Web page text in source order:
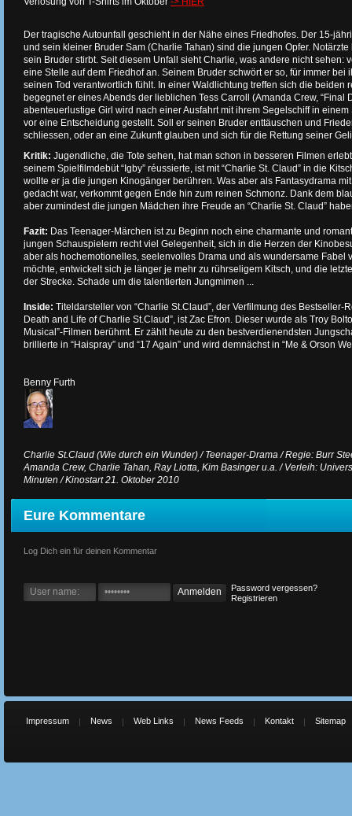
Der tragische Autounfall geschieht in der Nähe eines Friedhofes. Der 15-
und sein kleiner Bruder Sam (Charlie Tahan) sind die jungen Opfer.
sein Bruder stirbt. Seit diesem Unfall sieht Charlie, was andere nicht sehen:
eine Stelle auf dem Friedhof an. Seinem Bruder schwört er so, für immer bei
seinen Tod verantwortlich fühlt. In einer Waldlichtung treffen sich die beiden
begegnet er eines Abends der lieblichen Tess Carroll (Amanda Crew, “Final
abenteuerlustige Girl wird nach einer Ausfahrt mit ihrem Segelschiff in
vor eine Entscheidung gestellt. Soll er seinen Bruder enttäuschen und
schliessen, oder an eine Zukunft glauben und sich für die Rettung seiner
Kritik: Jugendliche, die Tote sehen, hat man schon in besseren Filmen
seinem Spielfilmdebüt “Igby” réussierte, ist mit “Charlie St. Claud” in die
wollte er ja die jungen Kinogänger berühren. Was aber als Fantasydrama
gedacht war, verkommt gegen Ende hin zum reinen Schmonz. Dank dem
aber zumindest die jungen Mädchen ihre Freude an “Charlie St. Claud”
Fazit: Das Teenager-Märchen ist zu Beginn noch eine charmante und
jungen Schauspielern recht viel Gelegenheit, sich in die Herzen der
aber als hochemotionelles, seelenvolles Drama und als wundersame Fabel
möchte, entwickelt sich je länger je mehr zu rührseligem Kitsch, und die
der Strecke. Schade um die talentierten Jungmimen ...
Inside: Titeldarsteller von “Charlie St.Claud”, der Verfilmung des Bestseller-
Death and Life of Charlie St.Claud”, ist Zac Efron. Dieser wurde als Troy
Musical”-Filmen berühmt. Er zählt heute zu den bestverdienendsten
brillierte in “Haispray” und “17 Again” und wird demnächst in “Me & Orson
Benny Furth
Charlie St.Claud (Wie durch ein Wunder) / Teenager-Drama / Regie: Burr
Amanda Crew, Charlie Tahan, Ray Liotta, Kim Basinger u.a. / Verleih:
Minuten / Kinostart 21. Oktober 2010
Eure Kommentare
Log Dich ein für deinen Kommentar
Password vergessen?
Registrieren
Impressum News Web Links News Feeds Kontakt Sitemap